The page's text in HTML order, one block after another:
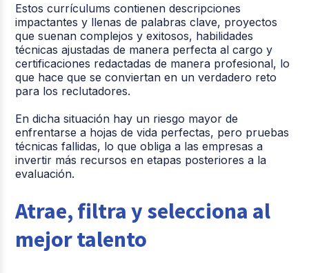
Estos currículums contienen descripciones
impactantes y llenas de palabras clave, proyectos
que suenan complejos y exitosos, habilidades
técnicas ajustadas de manera perfecta al cargo y
certificaciones redactadas de manera profesional, lo
que hace que se conviertan en un verdadero reto
para los reclutadores.
En dicha situación hay un riesgo mayor de
enfrentarse a hojas de vida perfectas, pero pruebas
técnicas fallidas, lo que obliga a las empresas a
invertir más recursos en etapas posteriores a la
evaluación.
Atrae, filtra y selecciona al
mejor talento